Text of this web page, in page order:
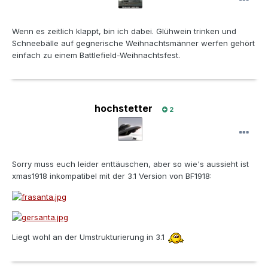
Wenn es zeitlich klappt, bin ich dabei. Glühwein trinken und
Schneebälle auf gegnerische Weihnachtsmänner werfen gehört
einfach zu einem Battlefield-Weihnachtsfest.
hochstetter 2
Sorry muss euch leider enttäuschen, aber so wie's aussieht ist
xmas1918 inkompatibel mit der 3.1 Version von BF1918:
Liegt wohl an der Umstrukturierung in 3.1